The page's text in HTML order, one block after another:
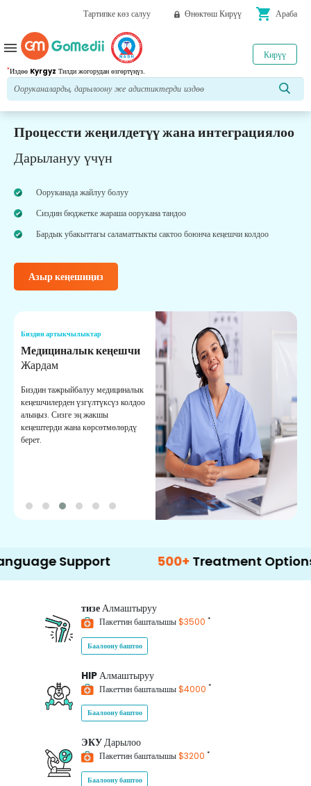
Тартипке көз салуу Өнөктөш Кирүү shopping_cart Араба
*Издөө Kyrgyz Тилди жогорудан өзгөртүңүз.
Кирүү
menu
Процессти жеңилдетүү жана интеграциялоо
Дарылануу үчүн
Ооруканада жайлуу болуу
Сиздин бюджетке жараша оорукана тандоо
Бардык убакыттагы саламаттыкты сактоо боюнча кеңешчи колдоо
Азыр кеңешиңиз
Биздин артыкчылыктар
Медициналык кеңешчи
Жардам
Биздин тажрыйбалуу медициналык
кеңешчилерден үзгүлтүксүз колдоо
алыңыз. Сизге эң жакшы
кеңештерди жана көрсөтмөлөрдү
берет.
Support 500+ Treatment Options
тизеАлмаштыруу
Пакеттин башталышы$3500 *
Баалоону баштоо
HIPАлмаштыруу
Пакеттин башталышы$4000 *
Баалоону баштоо
ЭКУДарылоо
Пакеттин башталышы$3200 *
Баалоону баштоо